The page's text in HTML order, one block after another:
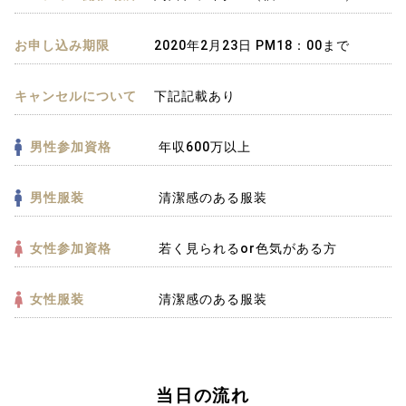
お申し込み期限 2020年2月23日 PM18：00まで
キャンセルについて 下記記載あり
男性参加資格 年収600万以上
男性服装 清潔感のある服装
女性参加資格 若く見られるor色気がある方
女性服装 清潔感のある服装
当日の流れ